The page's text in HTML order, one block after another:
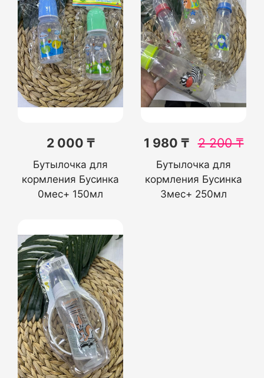
2 000 ₸
Бутылочка для
кормления Бусинка
0мес+ 150мл
1 980 ₸ 2 200₸
Бутылочка для
кормления Бусинка
3мес+ 250мл